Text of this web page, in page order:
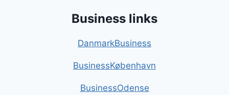
Business links
DanmarkBusiness
BusinessKøbenhavn
BusinessOdense